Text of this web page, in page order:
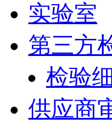
实验室
第三方
检验
供应商